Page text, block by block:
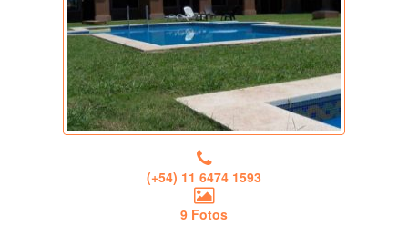
(+54) 11 6474 1593
9 Fotos